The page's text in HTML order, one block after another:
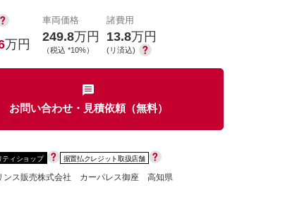
万円
車両価格
249.8万円
（税込 *10%）
諸費用
13.8万円
(リ済込)
お問い合わせ・見積依頼（無料）
ティショップ 据置払クレジット取扱店舗
ンス販売株式会社 カーパレス御座 高知県